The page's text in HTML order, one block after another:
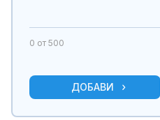
0 от 500
ДОБАВИ